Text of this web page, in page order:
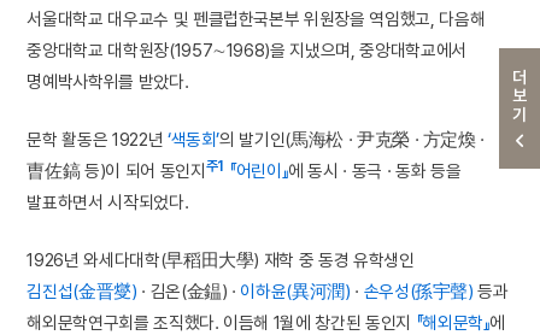
더보기
서울대학교 대우교수 및 펜클럽한국본부 위원장을 역임했고, 다음해
중앙대학교 대학원장(1957∼1968)을 지냈으며, 중앙대학교에서
명예박사학위를 받았다.
문학 활동은 1922년 ‘색동회’의 발기인(馬海松 · 尹克榮 · 方定煥 ·
曺佐鎬 등)이 되어 동인지주1 『어린이』에 동시 · 동극 · 동화 등을
발표하면서 시작되었다.
1926년 와세다대학(早稻田大學) 재학 중 동경 유학생인
김진섭(金晋燮) · 김온(金鎾) · 이하윤(異河潤) · 손우성(孫宇聲) 등과
해외문학연구회를 조직했다. 이듬해 1월에 창간된 동인지 『해외문학』에